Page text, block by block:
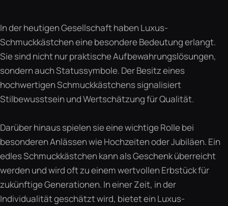
In der heutigen Gesellschaft haben Luxus-
Schmuckkästchen eine besondere Bedeutung erlangt.
Sie sind nicht nur praktische Aufbewahrungslösungen,
sondern auch Statussymbole. Der Besitz eines
hochwertigen Schmuckkästchens signalisiert
Stilbewusstsein und Wertschätzung für Qualität.
Darüber hinaus spielen sie eine wichtige Rolle bei
besonderen Anlässen wie Hochzeiten oder Jubiläen. Ein
edles Schmuckkästchen kann als Geschenk überreicht
werden und wird oft zu einem wertvollen Erbstück für
zukünftige Generationen. In einer Zeit, in der
Individualität geschätzt wird, bietet ein Luxus-